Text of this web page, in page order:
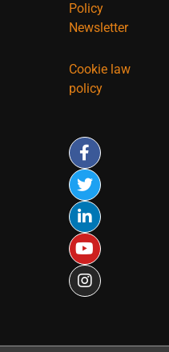
Policy
Newsletter
Cookie law
policy